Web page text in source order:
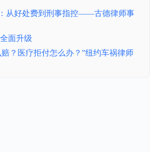
从好处费到刑事指控——古德律师事
面升级
？医疗拒付怎么办？”纽约车祸律师